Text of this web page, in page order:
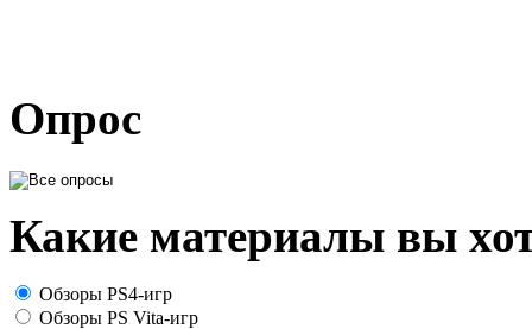
Опрос
Какие материалы вы
Обзоры PS4-игр
Обзоры PS Vita-игр